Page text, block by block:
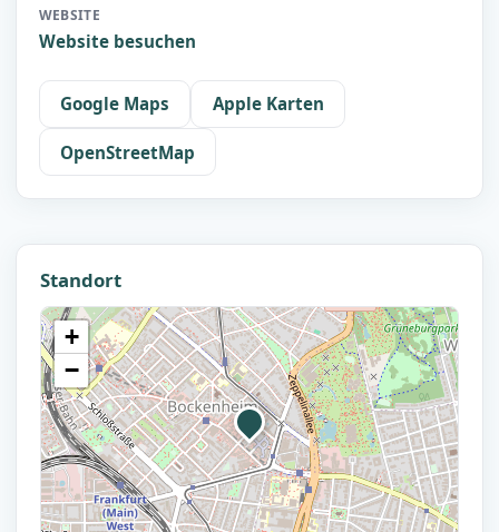
WEBSITE
Website besuchen
Google Maps Apple Karten
OpenStreetMap
Standort
+
−